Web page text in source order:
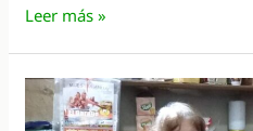
Paola
poderosamente
la
Leer más »